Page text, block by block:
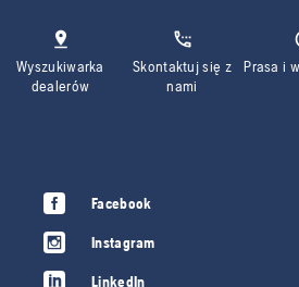
Wyszukiwarka
dealerów
Skontaktuj się z
nami
Prasa i
Facebook
Instagram
LinkedIn